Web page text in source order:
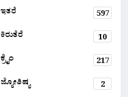
ಇತರೆ
597
ಕಿರುತೆರೆ
10
ಕ್ರೈಂ
217
ಜ್ಯೋತಿಷ್ಯ
2